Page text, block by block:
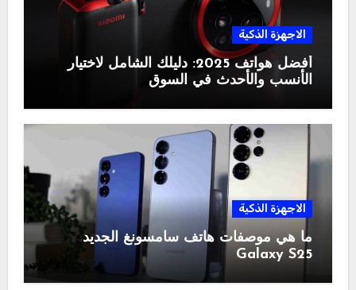
الاجهزة الذكية
أفضل هواتف 2025: دليلك الشامل لاختيار
الأنسب والأحدث في السوق
الاجهزة الذكية
ما هي موصفات هاتف سامسونغ الجديد
Galaxy S25